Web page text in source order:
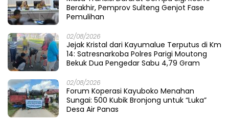
Berakhir, Pemprov Sulteng Genjot Fase
Pemulihan
02/08/2026
Jejak Kristal dari Kayumalue Terputus di Km
14: Satresnarkoba Polres Parigi Moutong
Bekuk Dua Pengedar Sabu 4,79 Gram
02/08/2026
Forum Koperasi Kayuboko Menahan
Sungai: 500 Kubik Bronjong untuk “Luka”
Desa Air Panas